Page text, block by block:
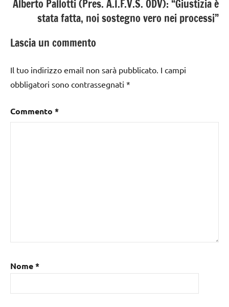
Alberto Pallotti (Pres. A.I.F.V.S. ODV): “Giustizia è
stata fatta, noi sostegno vero nei processi”
Lascia un commento
Il tuo indirizzo email non sarà pubblicato. I campi
obbligatori sono contrassegnati *
Commento *
Nome*